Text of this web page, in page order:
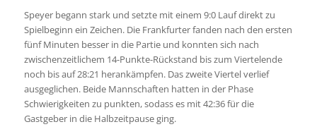
Speyer begann stark und setzte mit einem 9:0 Lauf direkt zu
Spielbeginn ein Zeichen. Die Frankfurter fanden nach den ersten
fünf Minuten besser in die Partie und konnten sich nach
zwischenzeitlichem 14-Punkte-Rückstand bis zum Viertelende
noch bis auf 28:21 herankämpfen. Das zweite Viertel verlief
ausgeglichen. Beide Mannschaften hatten in der Phase
Schwierigkeiten zu punkten, sodass es mit 42:36 für die
Gastgeber in die Halbzeitpause ging.